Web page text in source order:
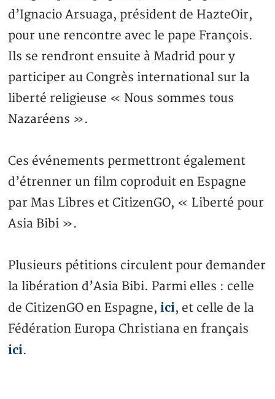
d’Ignacio Arsuaga, président de HazteOir,
pour une rencontre avec le pape François.
Ils se rendront ensuite à Madrid pour y
participer au Congrès international sur la
liberté religieuse « Nous sommes tous
Nazaréens ».
Ces événements permettront également
d’étrenner un film coproduit en Espagne
par Mas Libres et CitizenGO, « Liberté pour
Asia Bibi ».
Plusieurs pétitions circulent pour demander
la libération d’Asia Bibi. Parmi elles : celle
de CitizenGO en Espagne, ici, et celle de la
Fédération Europa Christiana en français
ici.